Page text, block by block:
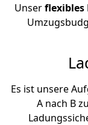
Unserflexibles
Es ist unsere
A nach B